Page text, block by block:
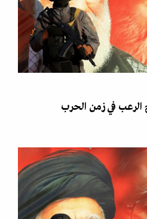
الرعب في زمن الحرب